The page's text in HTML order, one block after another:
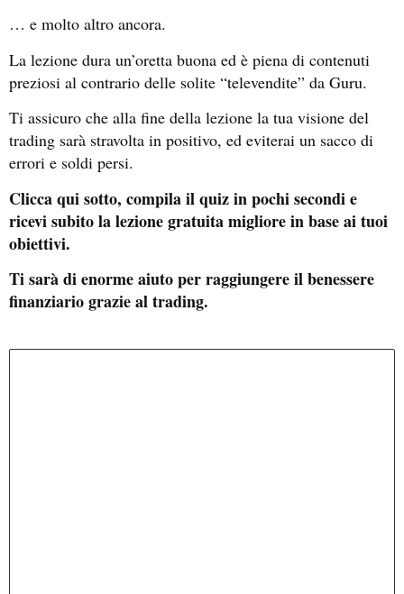
… e molto altro ancora.
La lezione dura un’oretta buona ed è piena di contenuti
preziosi al contrario delle solite “televendite” da Guru.
Ti assicuro che alla fine della lezione la tua visione del
trading sarà stravolta in positivo, ed eviterai un sacco di
errori e soldi persi.
Clicca qui sotto, compila il quiz in pochi secondi e
ricevi subito la lezione gratuita migliore in base ai tuoi
obiettivi.
Ti sarà di enorme aiuto per raggiungere il benessere
finanziario grazie al trading.